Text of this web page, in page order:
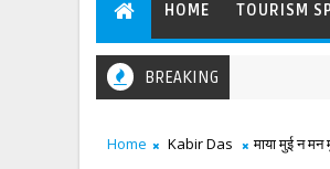
HOME TOURISM
BREAKING
Home Kabir Das माया मुई न